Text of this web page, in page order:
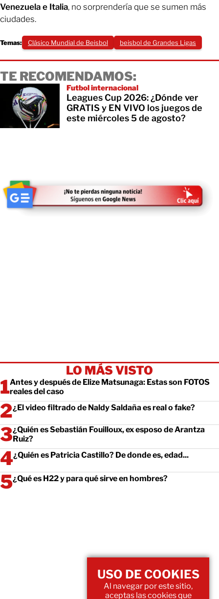
Venezuela e Italia, no sorprendería que se sumen más
ciudades.
Temas: Clásico Mundial de Beisbol beisbol de Grandes Ligas
TE RECOMENDAMOS:
Futbol internacional
Leagues Cup 2026: ¿Dónde ver
GRATIS y EN VIVO los juegos de
este miércoles 5 de agosto?
LO MÁS VISTO
Antes y después de Elize Matsunaga: Estas son FOTOS
reales del caso
¿El video filtrado de Naldy Saldaña es real o fake?
¿Quién es Sebastián Fouilloux, ex esposo de Arantza
Ruiz?
¿Quién es Patricia Castillo? De donde es, edad...
¿Qué es H22 y para qué sirve en hombres?
USO DE COOKIES
Al navegar por este sitio,
aceptas las cookies que